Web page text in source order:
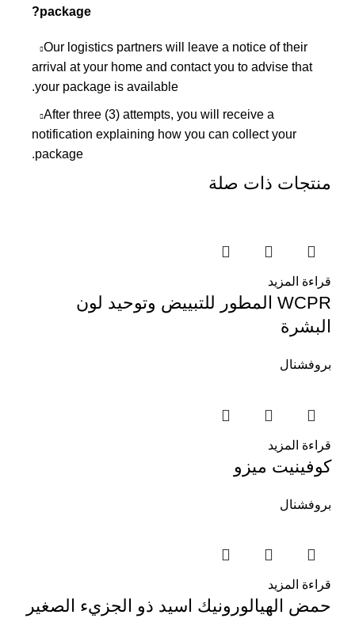
package?
Our logistics partners will leave a notice of their
arrival at your home and contact you to advise that
your package is available.
After three (3) attempts, you will receive a
notification explaining how you can collect your
package.
منتجات ذات صلة
قراءة المزيد
WCPR المطور للتبييض وتوحيد لون
البشرة
بروفشنال
قراءة المزيد
كوفينيت ميزو
بروفشنال
قراءة المزيد
حمض الهيالورونيك اسيد ذو الجزيء الصغير